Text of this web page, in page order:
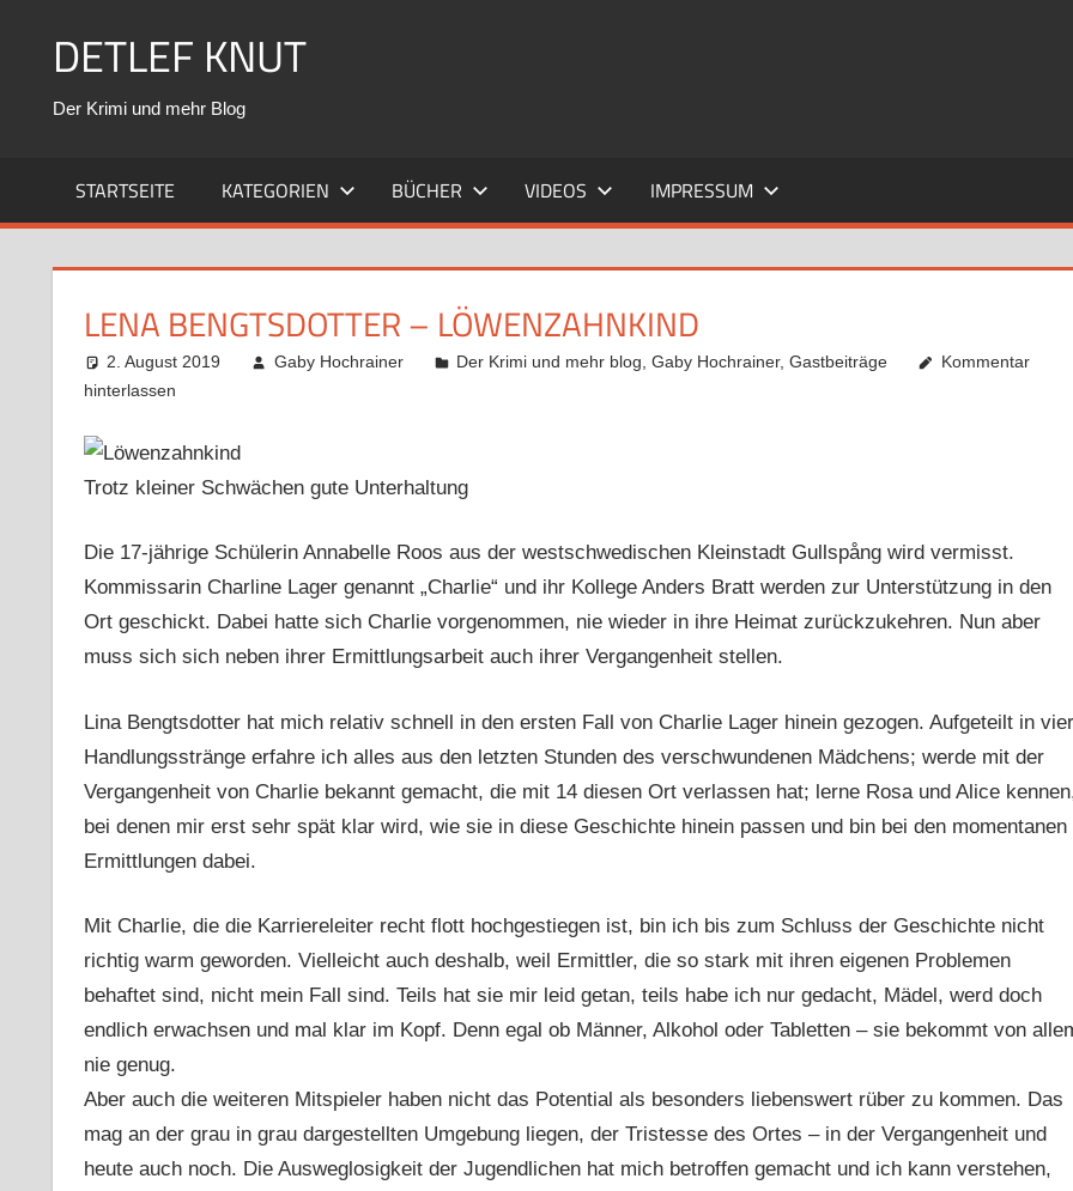
DETLEF KNUT
Der Krimi und mehr Blog
STARTSEITE KATEGORIEN BÜCHER VIDEOS IMPRESSUM
LENA BENGTSDOTTER – LÖWENZAHNKIND
2. August 2019 Gaby Hochrainer Der Krimi und mehr blog ,Gaby Hochrainer,Gastbeiträge
Kommentar
hinterlassen
Trotz kleiner Schwächen gute Unterhaltung
Die 17-jährige Schülerin Annabelle Roos aus der westschwedischen Kleinstadt Gullspång wird vermisst.
Kommissarin Charline Lager genannt „Charlie“ und ihr Kollege Anders Bratt werden zur Unterstützung in den
Ort geschickt. Dabei hatte sich Charlie vorgenommen, nie wieder in ihre Heimat zurückzukehren. Nun aber
muss sich sich neben ihrer Ermittlungsarbeit auch ihrer Vergangenheit stellen.
Lina Bengtsdotter hat mich relativ schnell in den ersten Fall von Charlie Lager hinein gezogen. Aufgeteilt in vier
Handlungsstränge erfahre ich alles aus den letzten Stunden des verschwundenen Mädchens; werde mit der
Vergangenheit von Charlie bekannt gemacht, die mit 14 diesen Ort verlassen hat; lerne Rosa und Alice
bei denen mir erst sehr spät klar wird, wie sie in diese Geschichte hinein passen und bin bei den momentanen
Ermittlungen dabei.
Mit Charlie, die die Karriereleiter recht flott hochgestiegen ist, bin ich bis zum Schluss der Geschichte nicht
richtig warm geworden. Vielleicht auch deshalb, weil Ermittler, die so stark mit ihren eigenen Problemen
behaftet sind, nicht mein Fall sind. Teils hat sie mir leid getan, teils habe ich nur gedacht, Mädel, werd doch
endlich erwachsen und mal klar im Kopf. Denn egal ob Männer, Alkohol oder Tabletten – sie bekommt von
nie genug.
Aber auch die weiteren Mitspieler haben nicht das Potential als besonders liebenswert rüber zu kommen. Das
mag an der grau in grau dargestellten Umgebung liegen, der Tristesse des Ortes – in der Vergangenheit und
heute auch noch. Die Ausweglosigkeit der Jugendlichen hat mich betroffen gemacht und ich kann verstehen,